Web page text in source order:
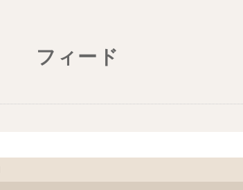
フィード